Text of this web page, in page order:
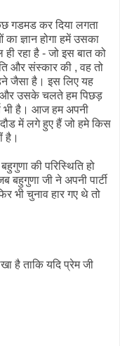
गडमड कर दिया लगता
ज्ञान होगा हमें उसका
रहा है - जो इस बात को
और संस्कार की , वह तो
जैसा है। इस लिए यह
और उसके चलते हम पिछड़
भी है। आज हम अपनी
में लगे हुए हैं जो हमे किस
है।
की परिस्थिति हो
बहुगुणा जी ने अपनी पार्टी
भी चुनाव हार गए थे तो
है ताकि यदि प्रेम जी